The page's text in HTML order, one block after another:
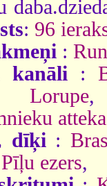
: 96
:
kanāli :
Lorupe
atteka
dīķi :
Pīļu ezers,